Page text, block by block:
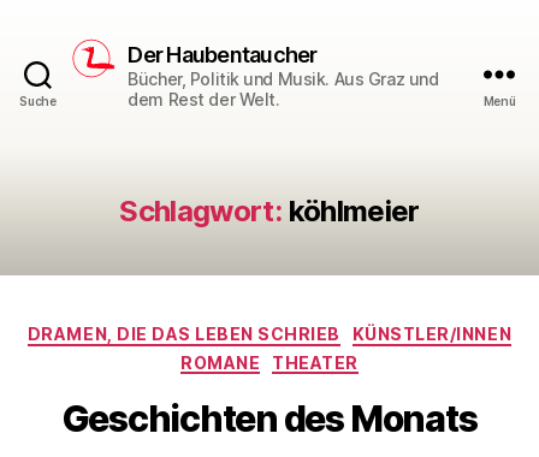
Suche
Der Haubentaucher
Bücher, Politik und Musik. Aus Graz und
dem Rest der Welt.
Menü
Schlagwort: köhlmeier
Kategorien
DRAMEN, DIE DAS LEBEN SCHRIEB
KÜNSTLER/INNEN
ROMANE
THEATER
Geschichten des Monats